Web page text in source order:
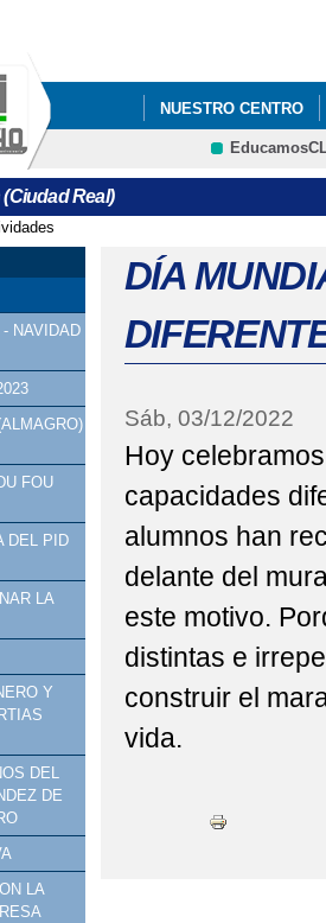
NUESTRO CENTRO
FONDO SOCIAL
Real)
aquí
NAVIDAD
FOU
DEL PID
LA
Y
DEL
DE
LA
DÍA
Sáb, 03/12/2022
Hoy
capacidades
alumnos han
delante del
este motivo.
distintas e
construir el
vida.